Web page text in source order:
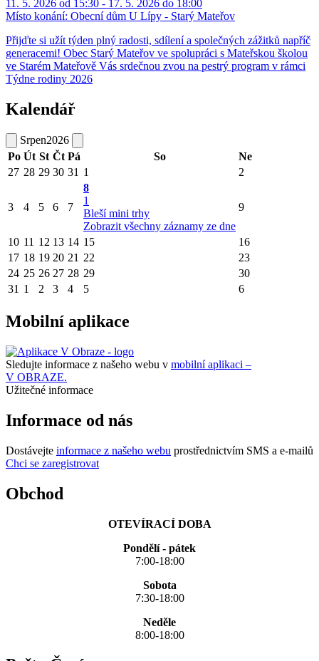
11. 5. 2026 od 15:30 - 17. 5. 2026 do 18:00
Místo konání: Obecní dům U Lípy - Starý Mateřov
Přijďte si užít týden plný radosti, sdílení a společných zážitků napříč
generacemi! Obec Starý Mateřov ve spolupráci s Mateřskou školou
ve Starém Mateřově Vás srdečnou zvou na pestrý program v rámci
Týdne rodiny 2026
Kalendář
Srpen2026
Po Út St Čt Pá So
Ne
27 28 29 30 31 1 2
3 4 5 6 7
8
1
Bleší mini trhy
Zobrazit všechny záznamy ze dne
9
10 11 12 13 14 15
16
17 18 19 20 21 22
23
24 25 26 27 28 29
30
31 1 2 3 4 5 6
Mobilní aplikace
Sledujte informace z našeho webu v mobilní aplikaci –
V OBRAZE.
Užitečné informace
Informace od nás
Dostávejte informace z našeho webu prostřednictvím SMS a e-mailů
Chci se zaregistrovat
Obchod
OTEVÍRACÍ DOBA
Pondělí - pátek
7:00-18:00
Sobota
7:30-18:00
Neděle
8:00-18:00